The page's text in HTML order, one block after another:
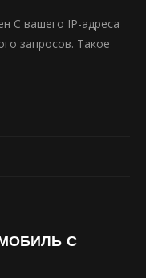
С вашего IP-адреса
запросов. Такое
С